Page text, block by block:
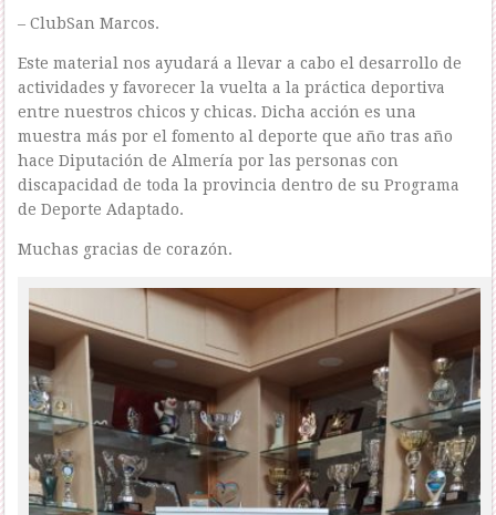
– ClubSan Marcos.
Este material nos ayudará a llevar a cabo el desarrollo de
actividades y favorecer la vuelta a la práctica deportiva
entre nuestros chicos y chicas. Dicha acción es una
muestra más por el fomento al deporte que año tras año
hace Diputación de Almería por las personas con
discapacidad de toda la provincia dentro de su Programa
de Deporte Adaptado.
Muchas gracias de corazón.